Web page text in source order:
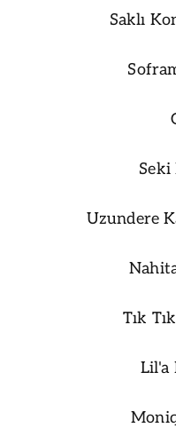
Saklı
Seki
Uzundere
Tık
Lil'a